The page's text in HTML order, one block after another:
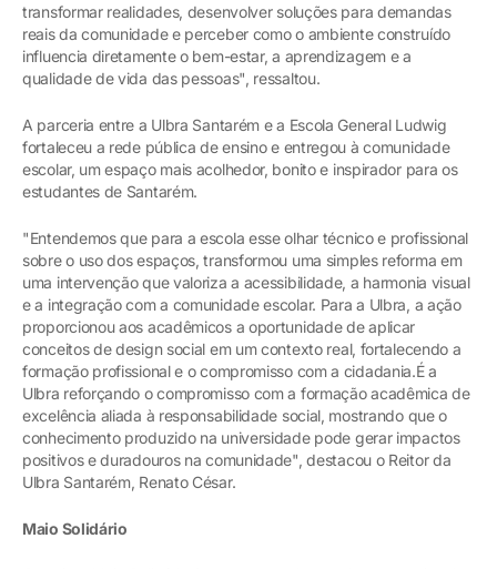
transformar realidades, desenvolver soluções para demandas
reais da comunidade e perceber como o ambiente construído
influencia diretamente o bem-estar, a aprendizagem e a
qualidade de vida das pessoas", ressaltou.
A parceria entre a Ulbra Santarém e a Escola General Ludwig
fortaleceu a rede pública de ensino e entregou à comunidade
escolar, um espaço mais acolhedor, bonito e inspirador para os
estudantes de Santarém.
"Entendemos que para a escola esse olhar técnico e profissional
sobre o uso dos espaços, transformou uma simples reforma em
uma intervenção que valoriza a acessibilidade, a harmonia visual
e a integração com a comunidade escolar. Para a Ulbra, a ação
proporcionou aos acadêmicos a oportunidade de aplicar
conceitos de design social em um contexto real, fortalecendo a
formação profissional e o compromisso com a cidadania.É a
Ulbra reforçando o compromisso com a formação acadêmica de
excelência aliada à responsabilidade social, mostrando que o
conhecimento produzido na universidade pode gerar impactos
positivos e duradouros na comunidade", destacou o Reitor da
Ulbra Santarém, Renato César.
Maio Solidário